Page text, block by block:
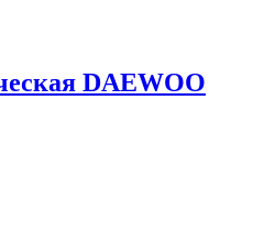
DAEWOO